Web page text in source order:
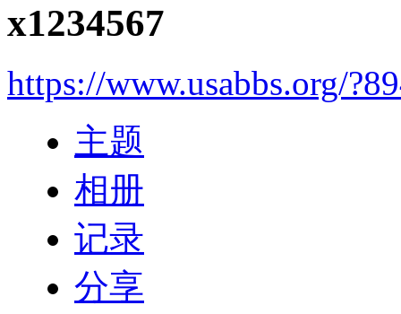
x1234567
https://www.usabbs.org/
主题
相册
记录
分享